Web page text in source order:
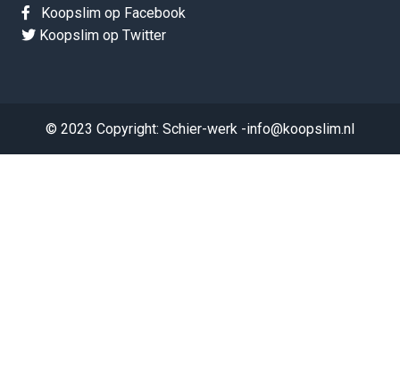
Koopslim op Facebook
Koopslim op Twitter
© 2023 Copyright: Schier-werk -info@koopslim.nl